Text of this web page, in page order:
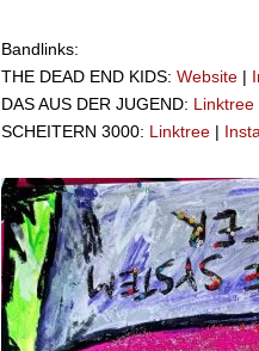
Bandlinks:
THE DEAD END KIDS: Website |
DAS AUS DER JUGEND: Linktree
SCHEITERN 3000: Linktree |